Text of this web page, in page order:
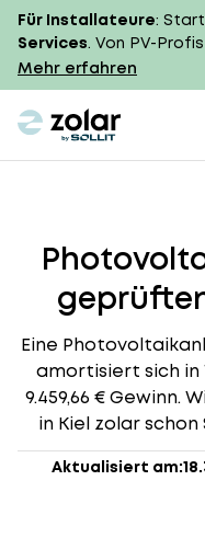
Für Installateure:
Services. Von PV-
Mehr erfahren
zolar logo
Eine
amortisiert sich in
9.459,66 € Gewinn.
in Kiel zolar
Aktualisiert am: